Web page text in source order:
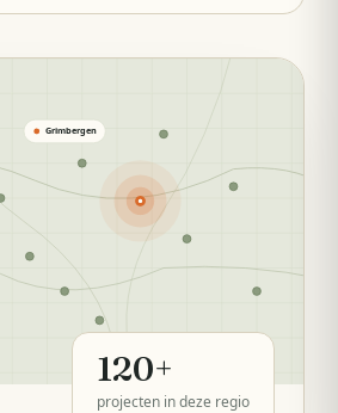
Grimbergen
120+
projecten in deze regio